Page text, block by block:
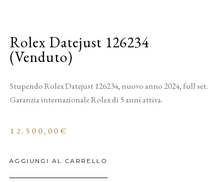
Rolex Datejust 126234
(Venduto)
Stupendo Rolex Datejust 126234, nuovo anno 2024, full set.
Garanzia internazionale Rolex di 5 anni attiva.
12.500,00€
AGGIUNGI AL CARRELLO